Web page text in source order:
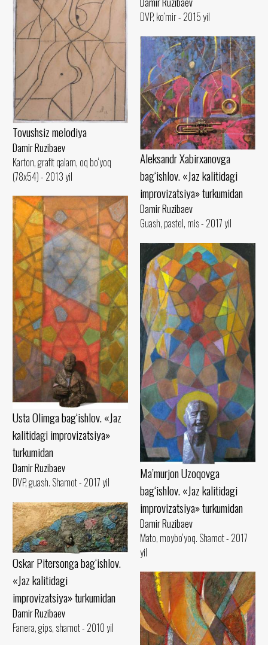
DVP, ko‘mir - 2015 yil
Tovushsiz melodiya
Damir Ruzibaev
Karton, grafit qalam, oq bo‘yoq
(78x54) - 2013 yil
Aleksandr Xabirxanovga
bag‘ishlov. «Jaz kalitidagi
improvizatsiya» turkumidan
Damir Ruzibaev
Guash, pastel, mis - 2017 yil
Usta Olimga bag‘ishlov. «Jaz
kalitidagi improvizatsiya»
turkumidan
Damir Ruzibaev
DVP, guash. Shamot - 2017 yil
Ma’murjon Uzoqovga
bag‘ishlov. «Jaz kalitidagi
improvizatsiya» turkumidan
Damir Ruzibaev
Mato, moybo‘yoq. Shamot - 2017
yil
Oskar Pitersonga bag‘ishlov.
«Jaz kalitidagi
improvizatsiya» turkumidan
Damir Ruzibaev
Fanera, gips, shamot - 2010 yil